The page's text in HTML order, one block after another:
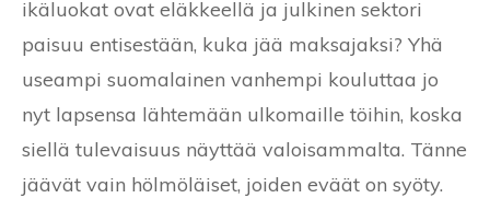
ikäluokat ovat eläkkeellä ja julkinen sektori
paisuu entisestään, kuka jää maksajaksi? Yhä
useampi suomalainen vanhempi kouluttaa jo
nyt lapsensa lähtemään ulkomaille töihin, koska
siellä tulevaisuus näyttää valoisammalta. Tänne
jäävät vain hölmöläiset, joiden eväät on syöty.